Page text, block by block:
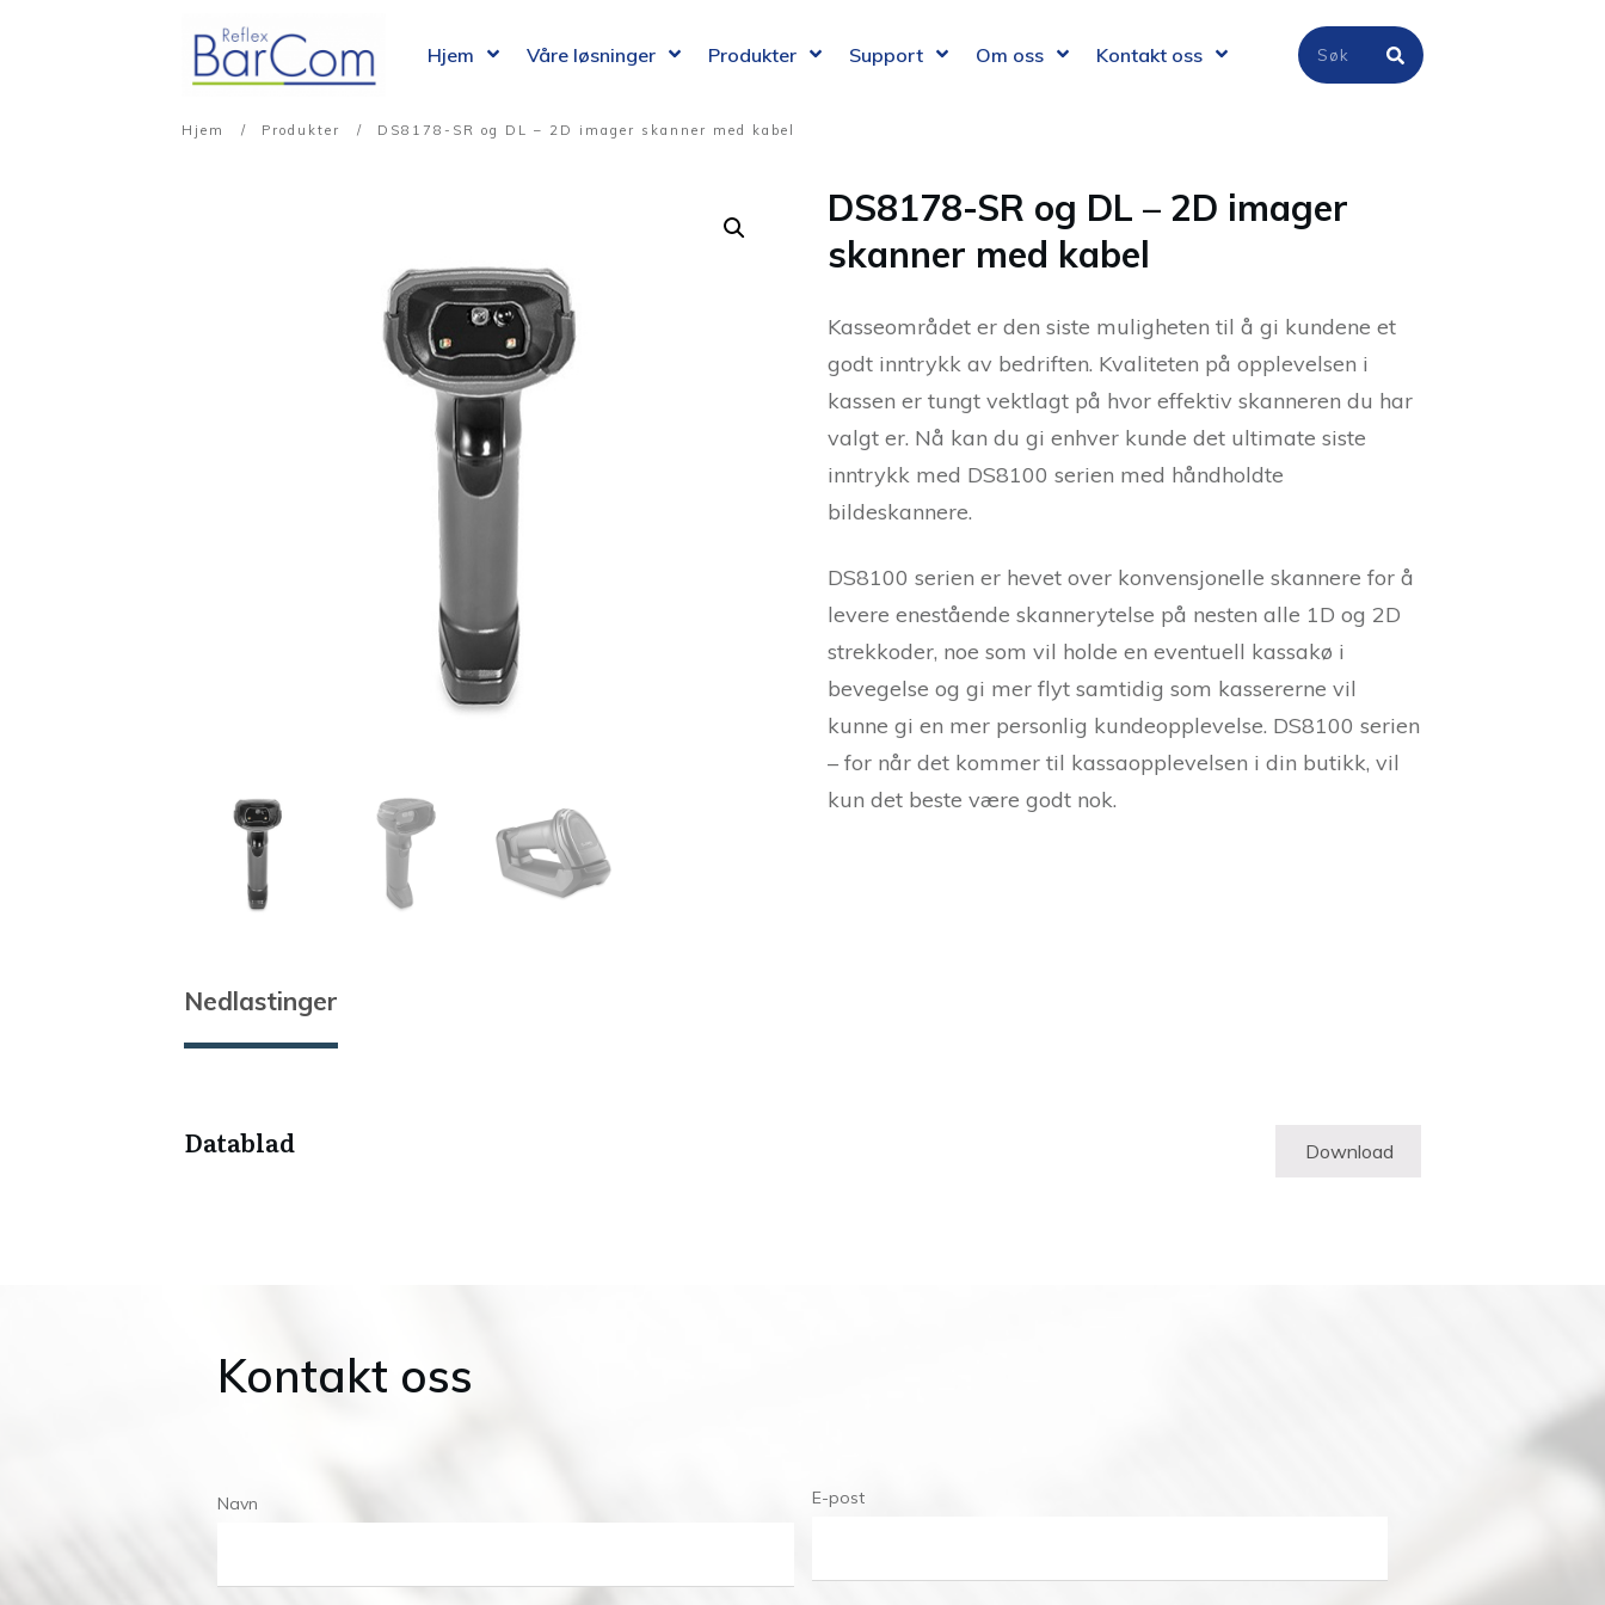
Hjem Våre løsninger Produkter Support Om oss Kontakt oss
Hjem / Produkter / DS8178-SR og DL – 2D imager skanner med kabel
DS8178-SR og DL – 2D imager
skanner med kabel
Kasseområdet er den siste muligheten til å gi kundene et
godt inntrykk av bedriften. Kvaliteten på opplevelsen i
kassen er tungt vektlagt på hvor effektiv skanneren du har
valgt er. Nå kan du gi enhver kunde det ultimate siste
inntrykk med DS8100 serien med håndholdte
bildeskannere.
DS8100 serien er hevet over konvensjonelle skannere for å
levere enestående skannerytelse på nesten alle 1D og 2D
strekkoder, noe som vil holde en eventuell kassakø i
bevegelse og gi mer flyt samtidig som kassererne vil
kunne gi en mer personlig kundeopplevelse. DS8100 serien
– for når det kommer til kassaopplevelsen i din butikk, vil
kun det beste være godt nok.
Nedlastinger
Datablad Download
Kontakt oss
Navn E-post